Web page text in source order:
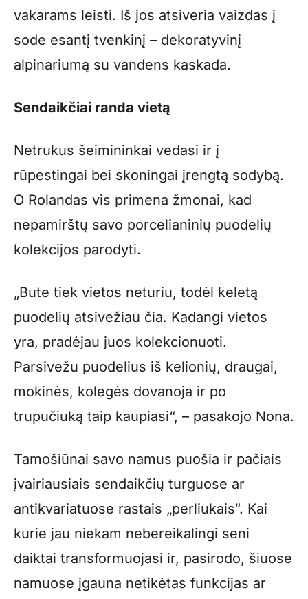
vakarams leisti. Iš jos atsiveria vaizdas į
sode esantį tvenkinį – dekoratyvinį
alpinariumą su vandens kaskada.
Sendaikčiai randa vietą
Netrukus šeimininkai vedasi ir į
rūpestingai bei skoningai įrengtą sodybą.
O Rolandas vis primena žmonai, kad
nepamirštų savo porcelianinių puodelių
kolekcijos parodyti.
„Bute tiek vietos neturiu, todėl keletą
puodelių atsivežiau čia. Kadangi vietos
yra, pradėjau juos kolekcionuoti.
Parsivežu puodelius iš kelionių, draugai,
mokinės, kolegės dovanoja ir po
trupučiuką taip kaupiasi“, – pasakojo Nona.
Tamošiūnai savo namus puošia ir pačiais
įvairiausiais sendaikčių turguose ar
antikvariatuose rastais „perliukais“. Kai
kurie jau niekam nebereikalingi seni
daiktai transformuojasi ir, pasirodo, šiuose
namuose įgauna netikėtas funkcijas ar